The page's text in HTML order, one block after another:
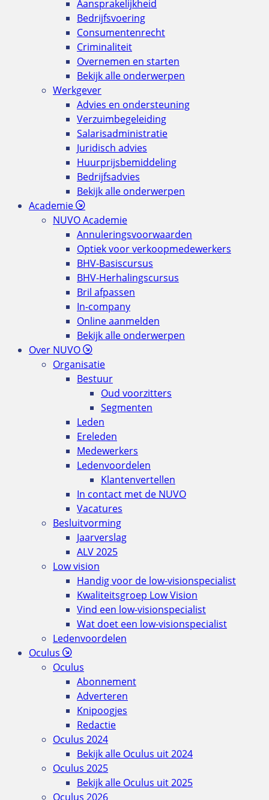
Aansprakelijkheid
Bedrijfsvoering
Consumentenrecht
Criminaliteit
Overnemen en starten
Bekijk alle onderwerpen
Werkgever
Advies en ondersteuning
Verzuimbegeleiding
Salarisadministratie
Juridisch advies
Huurprijsbemiddeling
Bedrijfsadvies
Bekijk alle onderwerpen
Academie
NUVO Academie
Annuleringsvoorwaarden
Optiek voor verkoopmedewerkers
BHV-Basiscursus
BHV-Herhalingscursus
Bril afpassen
In-company
Online aanmelden
Bekijk alle onderwerpen
Over NUVO
Organisatie
Bestuur
Oud voorzitters
Segmenten
Leden
Ereleden
Medewerkers
Ledenvoordelen
Klantenvertellen
In contact met de NUVO
Vacatures
Besluitvorming
Jaarverslag
ALV 2025
Low vision
Handig voor de low-visionspecialist
Kwaliteitsgroep Low Vision
Vind een low-visionspecialist
Wat doet een low-visionspecialist
Ledenvoordelen
Oculus
Oculus
Abonnement
Adverteren
Knipoogjes
Redactie
Oculus 2024
Bekijk alle Oculus uit 2024
Oculus 2025
Bekijk alle Oculus uit 2025
Oculus 2026